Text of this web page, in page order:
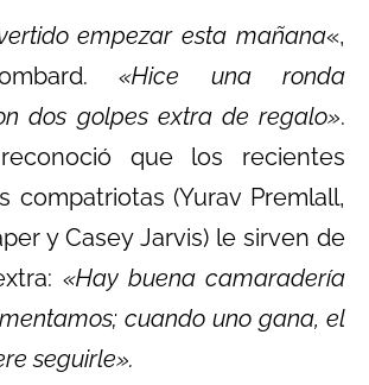
empezar esta mañana«,
«Hice una ronda
dos golpes extra de regalo».
que los recientes
compatriotas (Yurav Premlall,
y Casey Jarvis) le sirven de
«Hay buena camaradería
cuando uno gana, el
seguirle».